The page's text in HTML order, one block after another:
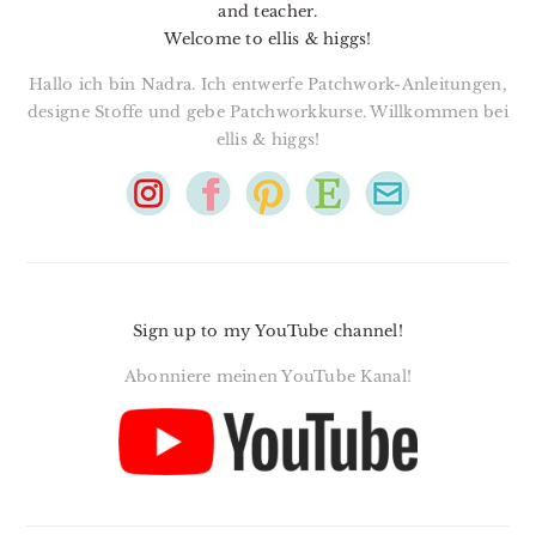
and teacher.
Welcome to ellis & higgs!
Hallo ich bin Nadra. Ich entwerfe Patchwork-Anleitungen,
designe Stoffe und gebe Patchworkkurse. Willkommen bei
ellis & higgs!
Sign up to my YouTube channel!
Abonniere meinen YouTube Kanal!